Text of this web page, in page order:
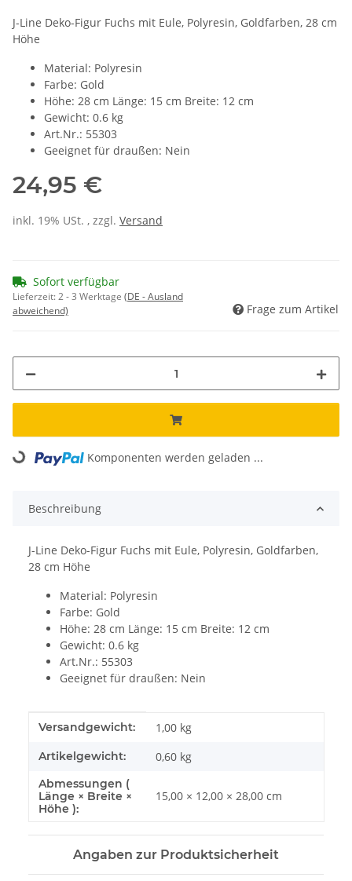
J-Line Deko-Figur Fuchs mit Eule, Polyresin, Goldfarben, 28 cm
Höhe
Material: Polyresin
Farbe: Gold
Höhe: 28 cm Länge: 15 cm Breite: 12 cm
Gewicht: 0.6 kg
Art.Nr.: 55303
Geeignet für draußen: Nein
24,95 €
inkl. 19% USt. , zzgl. Versand
Sofort verfügbar
Lieferzeit:2 - 3 Werktage (DE - Ausland
abweichend)
Frage zum Artikel
Loading... Komponenten werden geladen ...
Beschreibung
J-Line Deko-Figur Fuchs mit Eule, Polyresin, Goldfarben,
28 cm Höhe
Material: Polyresin
Farbe: Gold
Höhe: 28 cm Länge: 15 cm Breite: 12 cm
Gewicht: 0.6 kg
Art.Nr.: 55303
Geeignet für draußen: Nein
Produkteigenschaft
Wert
Versandgewicht: 1,00 kg
Artikelgewicht: 0,60 kg
Abmessungen (
Länge × Breite ×
Höhe ):
15,00 × 12,00 × 28,00 cm
Angaben zur Produktsicherheit